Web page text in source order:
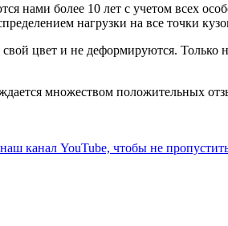
нами более 10 лет с учетом всех
нагрузки на все точки
цвет и не деформируются. Только
множеством положительных
канал YouTube, чтобы не